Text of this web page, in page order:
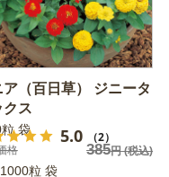
ア（百日草） ジニータ
クス
5.0 （2）
袋
格 385円(税込)
1000粒 袋